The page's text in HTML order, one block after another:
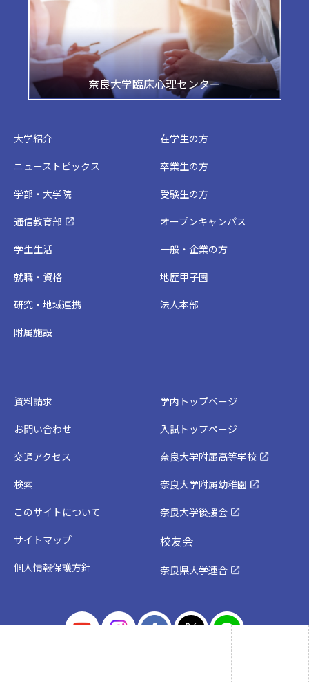
奈良大学臨床心理センター
大学紹介
ニューストピックス
学部・大学院
通信教育部
学生生活
就職・資格
研究・地域連携
附属施設
在学生の方
卒業生の方
受験生の方
オープンキャンパス
一般・企業の方
地歴甲子園
法人本部
資料請求
お問い合わせ
交通アクセス
検索
このサイトについて
サイトマップ
個人情報保護方針
学内トップページ
入試トップページ
奈良大学附属高等学校
奈良大学附属幼稚園
奈良大学後援会
校友会
奈良県大学連合